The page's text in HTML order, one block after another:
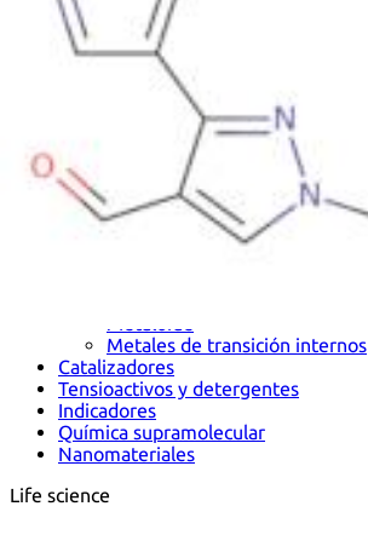
Metales de transición internos
Catalizadores
Tensioactivos y detergentes
Indicadores
Química supramolecular
Nanomateriales
Life science